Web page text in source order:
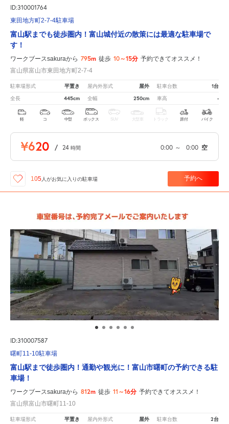
ID:310001764
東田地方町2-7-4駐車場
富山駅までも徒歩圏内！富山城付近の散策には最適な駐車場で
す！
ワークブースsakuraから 795m 徒歩 10～15分 予約できてオススメ！
富山県富山市東田地方町2-7-4
駐車場形式 平置き 屋内外形式 屋外 駐車台数 1台
全長 445cm 全幅 250cm 車高 -
軽 コ 中型 ボックス SUV 大型車 トラック 原付 バイク
¥620 / 24 時間 0:00 ～ 0:00 空
105 人がお気に入りの駐車場 予約へ
ID:310007587
曙町11-10駐車場
富山駅まで徒歩圏内！通勤や観光に！富山市曙町の予約できる駐
車場！
ワークブースsakuraから 812m 徒歩 11～16分 予約できてオススメ！
富山県富山市曙町11-10
駐車場形式 平置き 屋内外形式 屋外 駐車台数 2台